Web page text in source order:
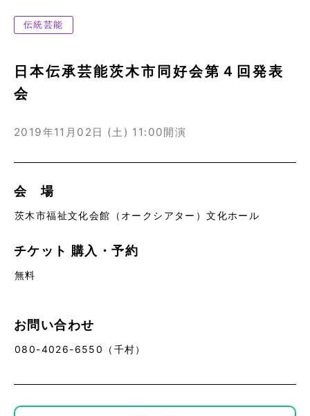
伝統芸能
日本伝承芸能茨木市同好会第４回発表
会
2019年11月02日 (土) 11:00開演
会 場
茨木市福祉文化会館（オークシアター）文化ホール
チケット 購入・予約
無料
お問い合わせ
080-4026-6550（千村）